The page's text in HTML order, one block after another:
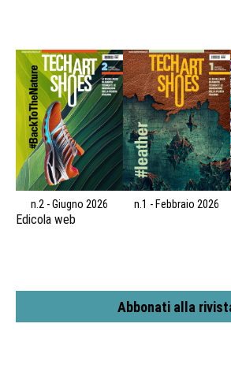
n.2 - Giugno 2026 n.1 - Febbraio 2026
Edicola web
Abbonati alla